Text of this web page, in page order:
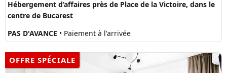
Hébergement d’affaires près de Place de la Victoire, dans le
centre de Bucarest
PAS D'AVANCE • Paiement à l'arrivée
OFFRE SPÉCIALE